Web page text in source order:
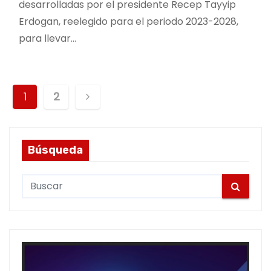
desarrolladas por el presidente Recep Tayyip
Erdogan, reelegido para el periodo 2023-2028,
para llevar…
1 2
Búsqueda
c